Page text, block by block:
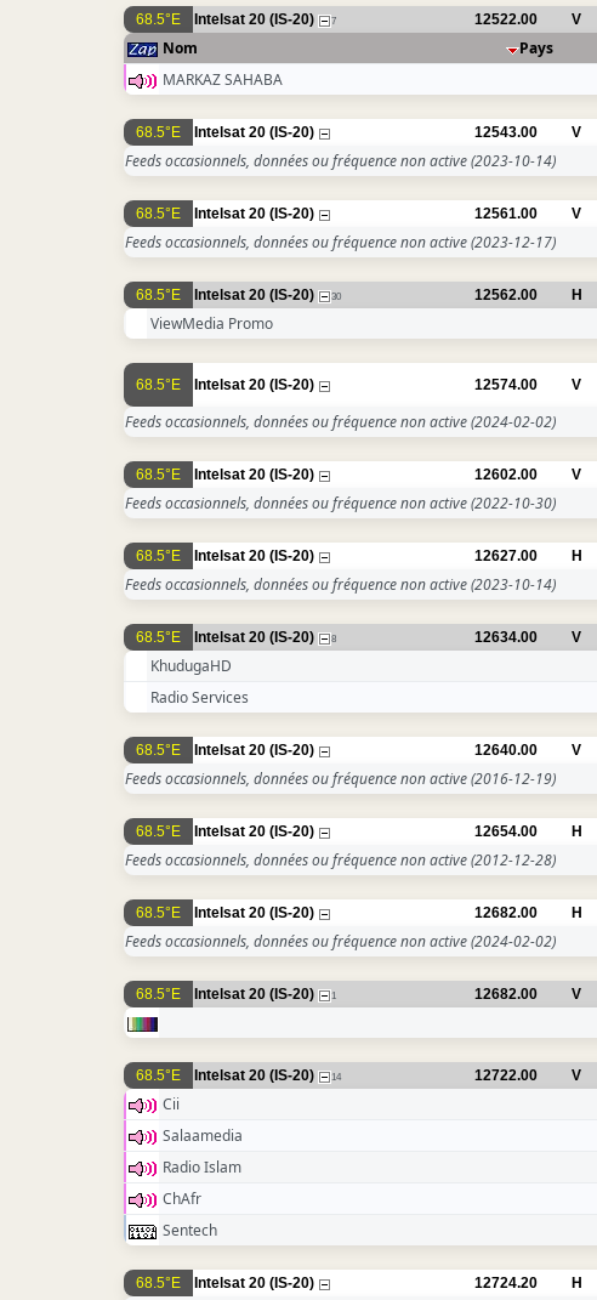
68.5°E Intelsat 20 (IS-20) 7 12522.00 V
Nom Pays
MARKAZ SAHABA
68.5°E Intelsat 20 (IS-20) 12543.00 V
Feeds occasionnels, données ou fréquence non active(2023-10-14)
68.5°E Intelsat 20 (IS-20) 12561.00 V
Feeds occasionnels, données ou fréquence non active(2023-12-17)
68.5°E Intelsat 20 (IS-20) 30 12562.00 H
ViewMedia Promo
68.5°E Intelsat 20 (IS-20) 12574.00 V
Feeds occasionnels, données ou fréquence non active(2024-02-02)
68.5°E Intelsat 20 (IS-20) 12602.00 V
Feeds occasionnels, données ou fréquence non active(2022-10-30)
68.5°E Intelsat 20 (IS-20) 12627.00 H
Feeds occasionnels, données ou fréquence non active(2023-10-14)
68.5°E Intelsat 20 (IS-20) 8 12634.00 V
KhudugaHD
Radio Services
68.5°E Intelsat 20 (IS-20) 12640.00 V
Feeds occasionnels, données ou fréquence non active(2016-12-19)
68.5°E Intelsat 20 (IS-20) 12654.00 H
Feeds occasionnels, données ou fréquence non active(2012-12-28)
68.5°E Intelsat 20 (IS-20) 12682.00 H
Feeds occasionnels, données ou fréquence non active(2024-02-02)
68.5°E Intelsat 20 (IS-20) 1 12682.00 V
68.5°E Intelsat 20 (IS-20) 14 12722.00 V
Cii
Salaamedia
Radio Islam
ChAfr
Sentech
68.5°E Intelsat 20 (IS-20) 12724.20 H